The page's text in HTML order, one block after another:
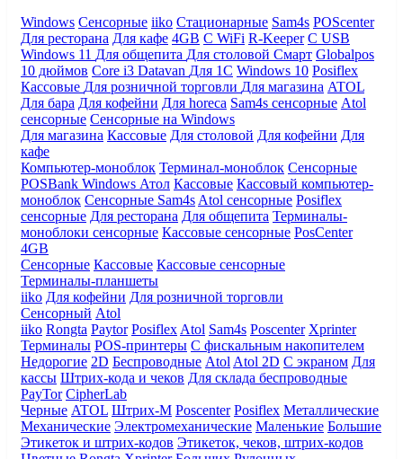
Windows Сенсорные iiko Стационарные Sam4s POScenter
Для ресторана Для кафе 4GB С WiFi R-Keeper С USB
Windows 11 Для общепита Для столовой Смарт Globalpos
10 дюймов Core i3 Datavan Для 1С Windows 10 Posiflex
Кассовые Для розничной торговли Для магазина ATOL
Для бара Для кофейни Для horeca Sam4s сенсорные Atol
сенсорные Сенсорные на Windows
Для магазина Кассовые Для столовой Для кофейни Для
кафе
Компьютер-моноблок Терминал-моноблок Сенсорные
POSBank Windows Атол Кассовые Кассовый компьютер-
моноблок Сенсорные Sam4s Atol сенсорные Posiflex
сенсорные Для ресторана Для общепита Терминалы-
моноблоки сенсорные Кассовые сенсорные PosCenter
4GB
Сенсорные Кассовые Кассовые сенсорные
Терминалы-планшеты
iiko Для кофейни Для розничной торговли
Сенсорный Atol
iiko Rongta Paytor Posiflex Atol Sam4s Poscenter Xprinter
Терминалы POS-принтеры С фискальным накопителем
Недорогие 2D Беспроводные Atol Atol 2D С экраном Для
кассы Штрих-кода и чеков Для склада беспроводные
PayTor CipherLab
Черные ATOL Штрих-М Poscenter Posiflex Металлические
Механические Электромеханические Маленькие Большие
Этикеток и штрих-кодов Этикеток, чеков, штрих-кодов